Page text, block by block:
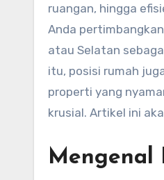
ruangan, hingga
Anda
atau Selatan
itu, posisi rumah
properti yang
krusial. Artikel ini
Mengenal